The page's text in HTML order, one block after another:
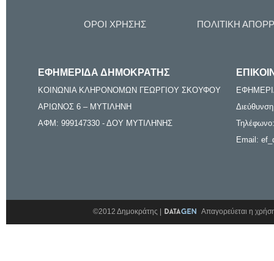
ΟΡΟΙ ΧΡΗΣΗΣ ΠΟΛΙΤΙΚΗ
ΕΦΗΜΕΡΙΔΑ ΔΗΜΟΚΡΑΤΗΣ
ΚΟΙΝΩΝΙΑ ΚΛΗΡΟΝΟΜΩΝ ΓΕΩΡΓΙΟΥ ΣΚΟΥΦΟΥ
ΑΡΙΩΝΟΣ 6 – ΜΥΤΙΛΗΝΗ
ΑΦΜ: 999147330 - ΔΟΥ ΜΥΤΙΛΗΝΗΣ
Email:
©2012 Δημοκράτης | Απαγορεύεται η